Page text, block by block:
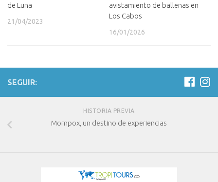
de Luna
21/04/2023
avistamiento de ballenas en
Los Cabos
16/01/2026
SEGUIR:
HISTORIA PREVIA
Mompox, un destino de experiencias